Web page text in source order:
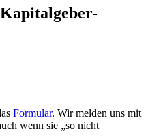
Formular. Wir melden uns mit
wenn sie „so nicht